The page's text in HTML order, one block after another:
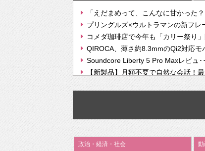
「えだまめって、こんなに甘かった
プリングルズ×ウルトラマンの新フレ
コメダ珈琲店で今年も「カリー祭り
QIROCA、薄さ約8.3mmのQi2対応モ
Soundcore Liberty 5 Pro Maxレビュ･
【新製品】月額不要で自然な会話！
【次世代の没入感と生産性】VITURE
挫折率8割の壁をAIで突破。ジャスト
2026年のバレンタインは「自分で作
政治・経済・社会